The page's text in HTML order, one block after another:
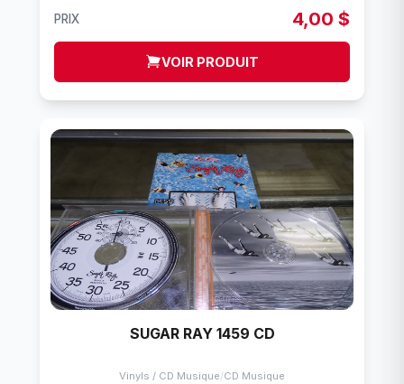
PRIX 4,00 $
VOIR PRODUIT
SUGAR RAY 1459 CD
Vinyls / CD Musique/CD Musique